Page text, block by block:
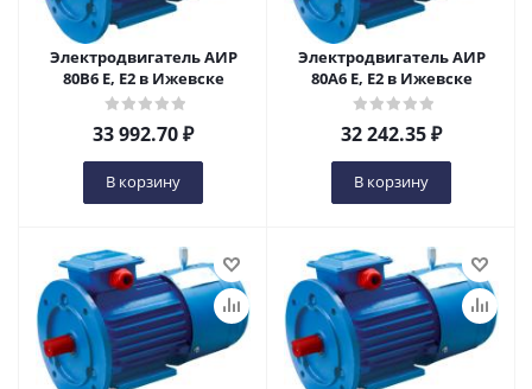
Электродвигатель АИР
80В6 Е, Е2 в Ижевске
33 992.70₽
В корзину
Электродвигатель АИР
80А6 Е, Е2 в Ижевске
32 242.35₽
В корзину